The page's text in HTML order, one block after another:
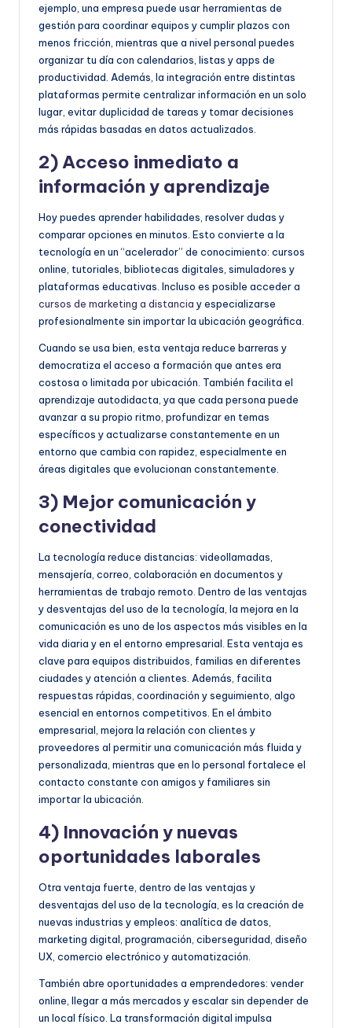
ejemplo, una empresa puede usar herramientas de
gestión para coordinar equipos y cumplir plazos con
menos fricción, mientras que a nivel personal puedes
organizar tu día con calendarios, listas y apps de
productividad. Además, la integración entre distintas
plataformas permite centralizar información en un solo
lugar, evitar duplicidad de tareas y tomar decisiones
más rápidas basadas en datos actualizados.
2) Acceso inmediato a
información y aprendizaje
Hoy puedes aprender habilidades, resolver dudas y
comparar opciones en minutos. Esto convierte a la
tecnología en un “acelerador” de conocimiento: cursos
online, tutoriales, bibliotecas digitales, simuladores y
plataformas educativas. Incluso es posible acceder a
cursos de marketing a distancia y especializarse
profesionalmente sin importar la ubicación geográfica.
Cuando se usa bien, esta ventaja reduce barreras y
democratiza el acceso a formación que antes era
costosa o limitada por ubicación. También facilita el
aprendizaje autodidacta, ya que cada persona puede
avanzar a su propio ritmo, profundizar en temas
específicos y actualizarse constantemente en un
entorno que cambia con rapidez, especialmente en
áreas digitales que evolucionan constantemente.
3) Mejor comunicación y
conectividad
La tecnología reduce distancias: videollamadas,
mensajería, correo, colaboración en documentos y
herramientas de trabajo remoto. Dentro de las ventajas
y desventajas del uso de la tecnología, la mejora en la
comunicación es uno de los aspectos más visibles en la
vida diaria y en el entorno empresarial. Esta ventaja es
clave para equipos distribuidos, familias en diferentes
ciudades y atención a clientes. Además, facilita
respuestas rápidas, coordinación y seguimiento, algo
esencial en entornos competitivos. En el ámbito
empresarial, mejora la relación con clientes y
proveedores al permitir una comunicación más fluida y
personalizada, mientras que en lo personal fortalece el
contacto constante con amigos y familiares sin
importar la ubicación.
4) Innovación y nuevas
oportunidades laborales
Otra ventaja fuerte, dentro de las ventajas y
desventajas del uso de la tecnología, es la creación de
nuevas industrias y empleos: analítica de datos,
marketing digital, programación, ciberseguridad, diseño
UX, comercio electrónico y automatización.
También abre oportunidades a emprendedores: vender
online, llegar a más mercados y escalar sin depender de
un local físico. La transformación digital impulsa